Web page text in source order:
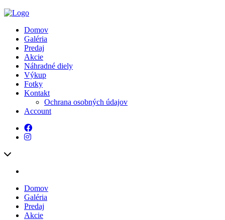
Domov
Galéria
Predaj
Akcie
Náhradné diely
Výkup
Fotky
Kontakt
Ochrana osobných údajov
Account
Domov
Galéria
Predaj
Akcie